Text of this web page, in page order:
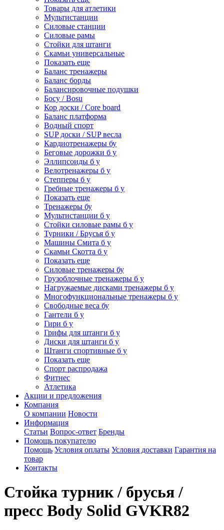
Товары для атлетики
Мультистанции
Силовые станции
Силовые рамы
Стойки для штанги
Скамьи универсальные
Показать еще
Баланс тренажеры
Баланс борды
Балансировочные подушки
Босу / Bosu
Кор доски / Core board
Баланс платформа
Водный спорт
SUP доски / SUP весла
Кардиотренажеры бу
Беговые дорожки б у
Эллипсоиды б у
Велотренажеры б у
Степперы б у
Гребные тренажеры б у
Показать еще
Тренажеры бу
Мультистанции б у
Стойки силовые рамы б у
Турники / Брусья б у
Машины Смита б у
Скамьи Скотта б у
Показать еще
Силовые тренажеры бу
Грузоблочные тренажеры б у
Нагружаемые дисками тренажеры б у
Многофункциональные тренажеры б у
Свободные веса бу
Гантели б у
Гири б у
Грифы для штанги б у
Диски для штанги б у
Штанги спортивные б у
Показать еще
Спорт распродажа
Фитнес
Атлетика
Акции и предложения
Компания
О компании Новости
Информация
Статьи Вопрос-ответ Бренды
Помощь покупателю
Помощь Условия оплаты Условия доставки Гарантия на
товар
Контакты
Стойка турник / брусья /
пресс Body Solid GVKR82